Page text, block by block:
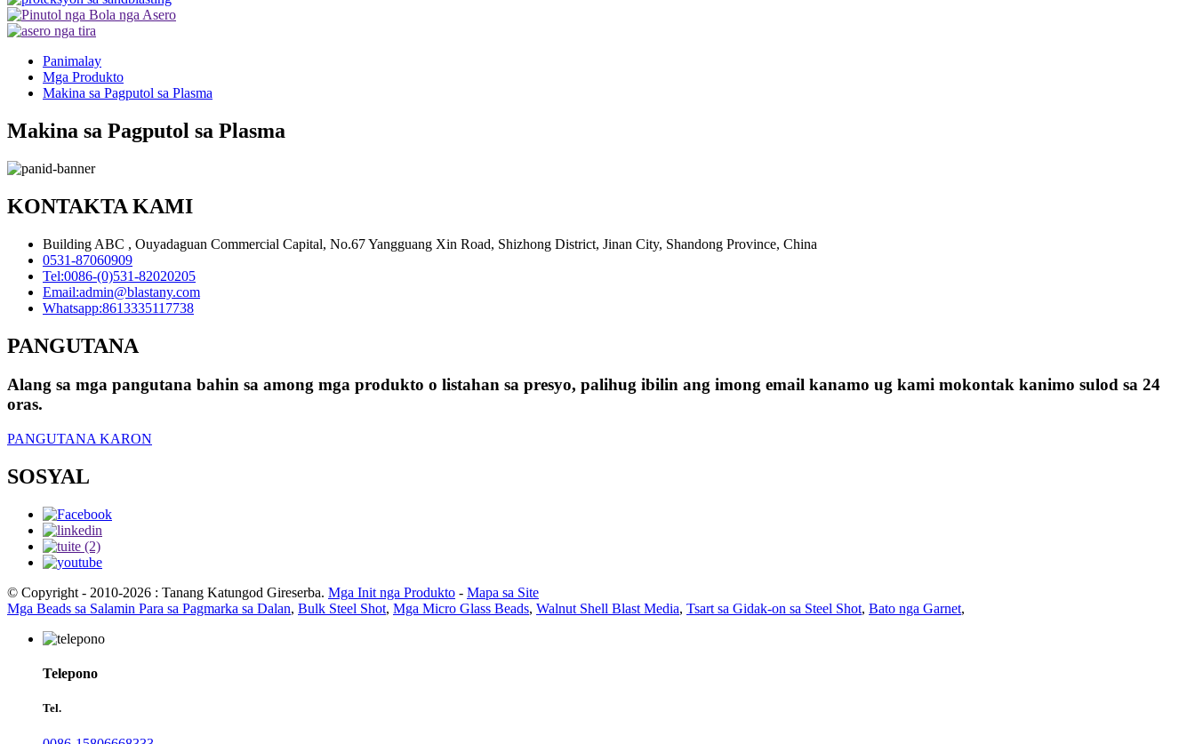
Panimalay
Mga Produkto
Makina sa Pagputol sa Plasma
Makina sa Pagputol sa Plasma
KONTAKTA KAMI
Building ABC , Ouyadaguan Commercial Capital, No.67 Yangguang Xin Road, Shizhong District, Jinan City, Shandong Province, China
0531-87060909
Tel:0086-(0)531-82020205
Email:admin@blastany.com
Whatsapp:8613335117738
PANGUTANA
Alang sa mga pangutana bahin sa among mga produkto o listahan sa presyo, palihug ibilin ang imong email kanamo ug kami mokontak kanimo sulod sa 24
oras.
PANGUTANA KARON
SOSYAL
© Copyright - 2010-2026 : Tanang Katungod Gireserba. Mga Init nga Produkto - Mapa sa Site
Mga Beads sa Salamin Para sa Pagmarka sa Dalan, Bulk Steel Shot, Mga Micro Glass Beads, Walnut Shell Blast Media, Tsart sa Gidak-on sa Steel Shot, Bato nga Garnet,
Telepono
Tel.